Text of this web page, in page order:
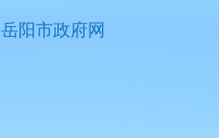
岳阳市政府网